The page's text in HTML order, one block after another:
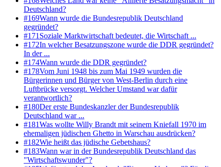
Deutschland?
#169Wann wurde die Bundesrepublik Deutschland
gegründet?
#171 Soziale Marktwirtschaft bedeutet, die Wirtschaft ...
#172In welcher Besatzungszone wurde die DDR gegründet?
In der ...
#174Wann wurde die DDR gegründet?
#178Vom Juni 1948 bis zum Mai 1949 wurden die
Bürgerinnen und Bürger von West-Berlin durch eine
Luftbrücke versorgt. Welcher Umstand war dafür
verantwortlich?
#180Der erste Bundeskanzler der Bundesrepublik
Deutschland war ...
#181Was wollte Willy Brandt mit seinem Kniefall 1970 im
ehemaligen jüdischen Ghetto in Warschau ausdrücken?
#182Wie heißt das jüdische Gebetshaus?
#183Wann war in der Bundesrepublik Deutschland das
"Wirtschaftswunder"?